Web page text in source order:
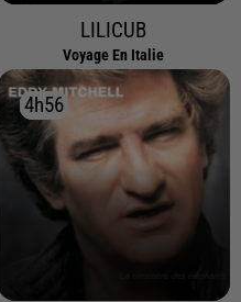
LILICUB
Voyage En Italie
4h56
4h56